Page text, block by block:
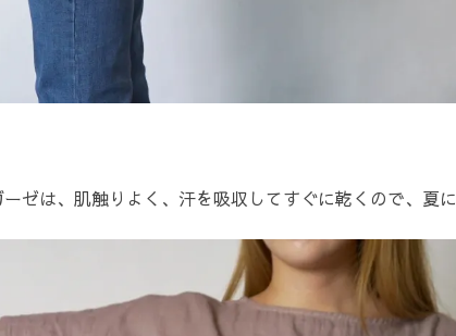
ゼは、肌触りよく、汗を吸収してすぐに乾くので、夏に